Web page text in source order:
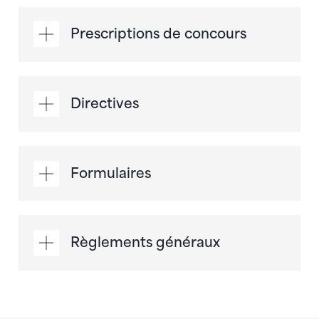
Prescriptions de concours
Directives
Formulaires
Règlements généraux